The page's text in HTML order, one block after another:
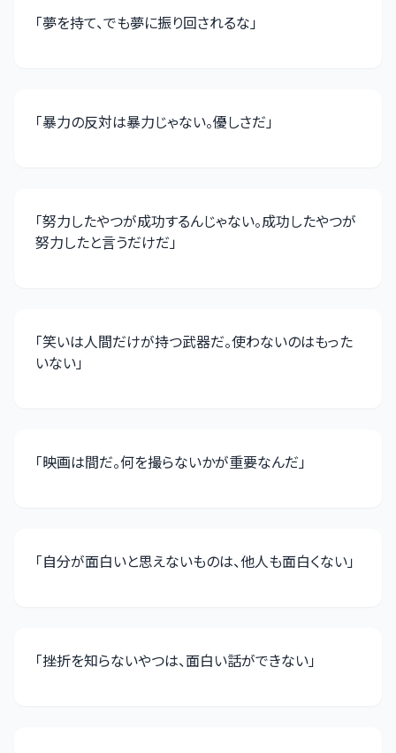
「夢を持て、でも夢に振り回されるな」
「暴力の反対は暴力じゃない。優しさだ」
「努力したやつが成功するんじゃない。成功したやつが
努力したと言うだけだ」
「笑いは人間だけが持つ武器だ。使わないのはもった
いない」
「映画は間だ。何を撮らないかが重要なんだ」
「自分が面白いと思えないものは、他人も面白くない」
「挫折を知らないやつは、面白い話ができない」